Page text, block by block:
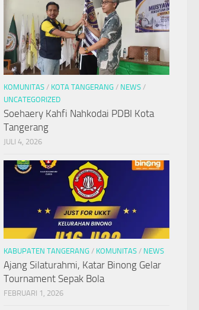
KOMUNITAS / KOTA TANGERANG / NEWS /
UNCATEGORIZED
Soehaery Kahfi Nahkodai PDBI Kota
Tangerang
JULI 4, 2026
KABUPATEN TANGERANG / KOMUNITAS / NEWS
Ajang Silaturahmi, Katar Binong Gelar
Tournament Sepak Bola
FEBRUARI 1, 2026